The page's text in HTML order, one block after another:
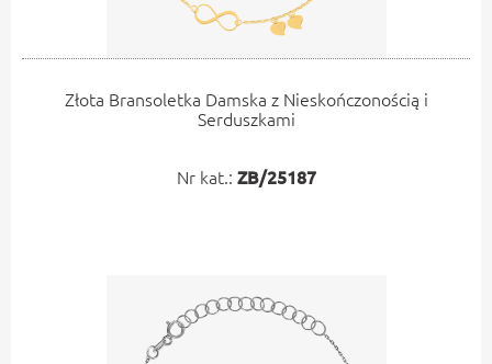
Złota Bransoletka Damska z Nieskończonością i
Serduszkami
Nr kat.: ZB/25187